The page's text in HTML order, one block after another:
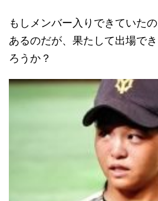
もしメンバー入りできていた
あるのだが、果たして出場で
ろうか？